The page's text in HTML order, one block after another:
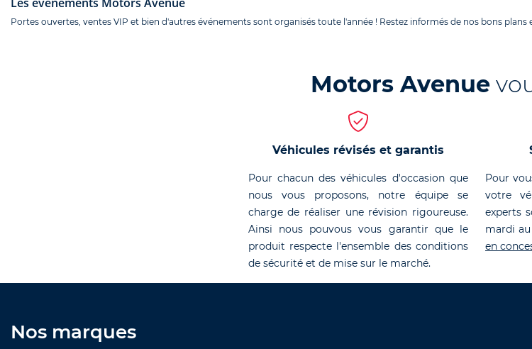
Portes ouvertes, ventes VIP et bien d'autres événements sont organisés toute l'année ! Restez informés de nos bons
Motors Avenue
Véhicules révisés et garantis
Pour chacun des véhicules d'occasion que
nous vous proposons, notre équipe se
charge de réaliser une révision rigoureuse.
Ainsi nous pouvous vous garantir que le
produit respecte l'ensemble des conditions
de sécurité et de mise sur le marché.
Pour
votre
experts
mardi
en
Nos marques